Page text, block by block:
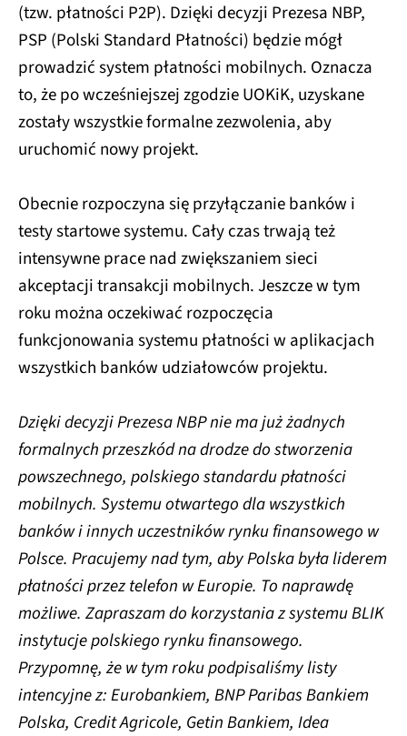
(tzw. płatności P2P). Dzięki decyzji Prezesa NBP,
PSP (Polski Standard Płatności) będzie mógł
prowadzić system płatności mobilnych. Oznacza
to, że po wcześniejszej zgodzie UOKiK, uzyskane
zostały wszystkie formalne zezwolenia, aby
uruchomić nowy projekt.
Obecnie rozpoczyna się przyłączanie banków i
testy startowe systemu. Cały czas trwają też
intensywne prace nad zwiększaniem sieci
akceptacji transakcji mobilnych. Jeszcze w tym
roku można oczekiwać rozpoczęcia
funkcjonowania systemu płatności w aplikacjach
wszystkich banków udziałowców projektu.
Dzięki decyzji Prezesa NBP nie ma już żadnych
formalnych przeszkód na drodze do stworzenia
powszechnego, polskiego standardu płatności
mobilnych. Systemu otwartego dla wszystkich
banków i innych uczestników rynku finansowego w
Polsce. Pracujemy nad tym, aby Polska była liderem
płatności przez telefon w Europie. To naprawdę
możliwe. Zapraszam do korzystania z systemu BLIK
instytucje polskiego rynku finansowego.
Przypomnę, że w tym roku podpisaliśmy listy
intencyjne z: Eurobankiem, BNP Paribas Bankiem
Polska, Credit Agricole, Getin Bankiem, Idea